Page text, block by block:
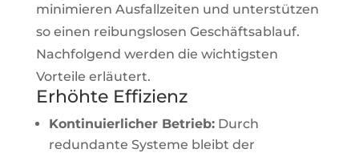
minimieren Ausfallzeiten und unterstützen
so einen reibungslosen Geschäftsablauf.
Nachfolgend werden die wichtigsten
Vorteile erläutert.
Erhöhte Effizienz
Kontinuierlicher Betrieb:Durch
redundante Systeme bleibt der